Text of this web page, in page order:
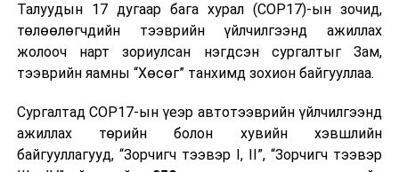
Талуудын 17 дугаар бага хурал (COP17)-ын зочид,
төлөөлөгчдийн тээврийн үйлчилгээнд ажиллах
жолооч нарт зориулсан нэгдсэн сургалтыг Зам,
тээврийн яамны “Хөсөг” танхимд зохион байгууллаа.
Сургалтад COP17-ын үеэр автотээврийн үйлчилгээнд
ажиллах төрийн болон хувийн хэвшлийн
байгууллагууд, “Зорчигч тээвэр I, II”, “Зорчигч тээвэр